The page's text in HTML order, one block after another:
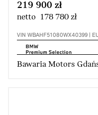
219 900 zł
netto 178 780 zł
VIN WBAHF51080WX40399 |
Bawaria Motors